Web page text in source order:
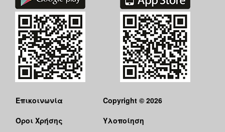
Επικοινωνία
Όροι Χρήσης
Copyright © 2026
Υλοποίηση